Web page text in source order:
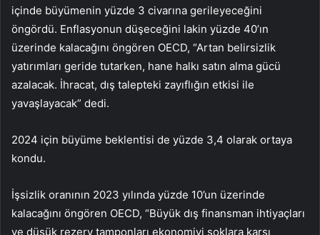
içinde büyümenin yüzde 3 civarına gerileyeceğini
öngördü. Enflasyonun düşeceğini lakin yüzde 40’ın
üzerinde kalacağını öngören OECD, “Artan belirsizlik
yatırımları geride tutarken, hane halkı satın alma gücü
azalacak. İhracat, dış talepteki zayıflığın etkisi ile
yavaşlayacak” dedi.
2024 için büyüme beklentisi de yüzde 3,4 olarak ortaya
kondu.
İşsizlik oranının 2023 yılında yüzde 10’un üzerinde
kalacağını öngören OECD, “Büyük dış finansman ihtiyaçları
ve düşük rezerv tamponları ekonomiyi şoklara karşı